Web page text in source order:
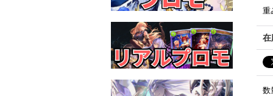
重
在
数